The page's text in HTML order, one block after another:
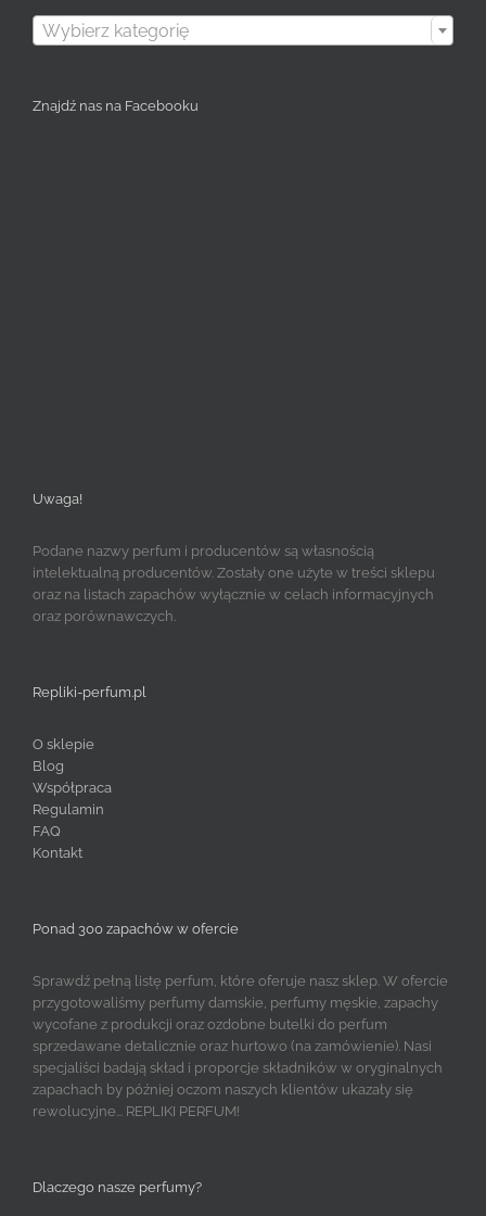
Wybierz kategorię
Znajdź nas na Facebooku
Uwaga!
Podane nazwy perfum i producentów są własnością
intelektualną producentów. Zostały one użyte w treści sklepu
oraz na listach zapachów wyłącznie w celach informacyjnych
oraz porównawczych.
Repliki-perfum.pl
O sklepie
Blog
Współpraca
Regulamin
FAQ
Kontakt
Ponad 300 zapachów w ofercie
Sprawdź pełną listę perfum, które oferuje nasz sklep. W ofercie
przygotowaliśmy perfumy damskie, perfumy męskie, zapachy
wycofane z produkcji oraz ozdobne butelki do perfum
sprzedawane detalicznie oraz hurtowo (na zamówienie). Nasi
specjaliści badają skład i proporcje składników w oryginalnych
zapachach by później oczom naszych klientów ukazały się
rewolucyjne... REPLIKI PERFUM!
Dlaczego nasze perfumy?